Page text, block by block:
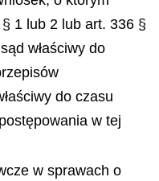
1 lub 2 lub art. 336 §
właściwy do
do czasu
w tej
w sprawach o